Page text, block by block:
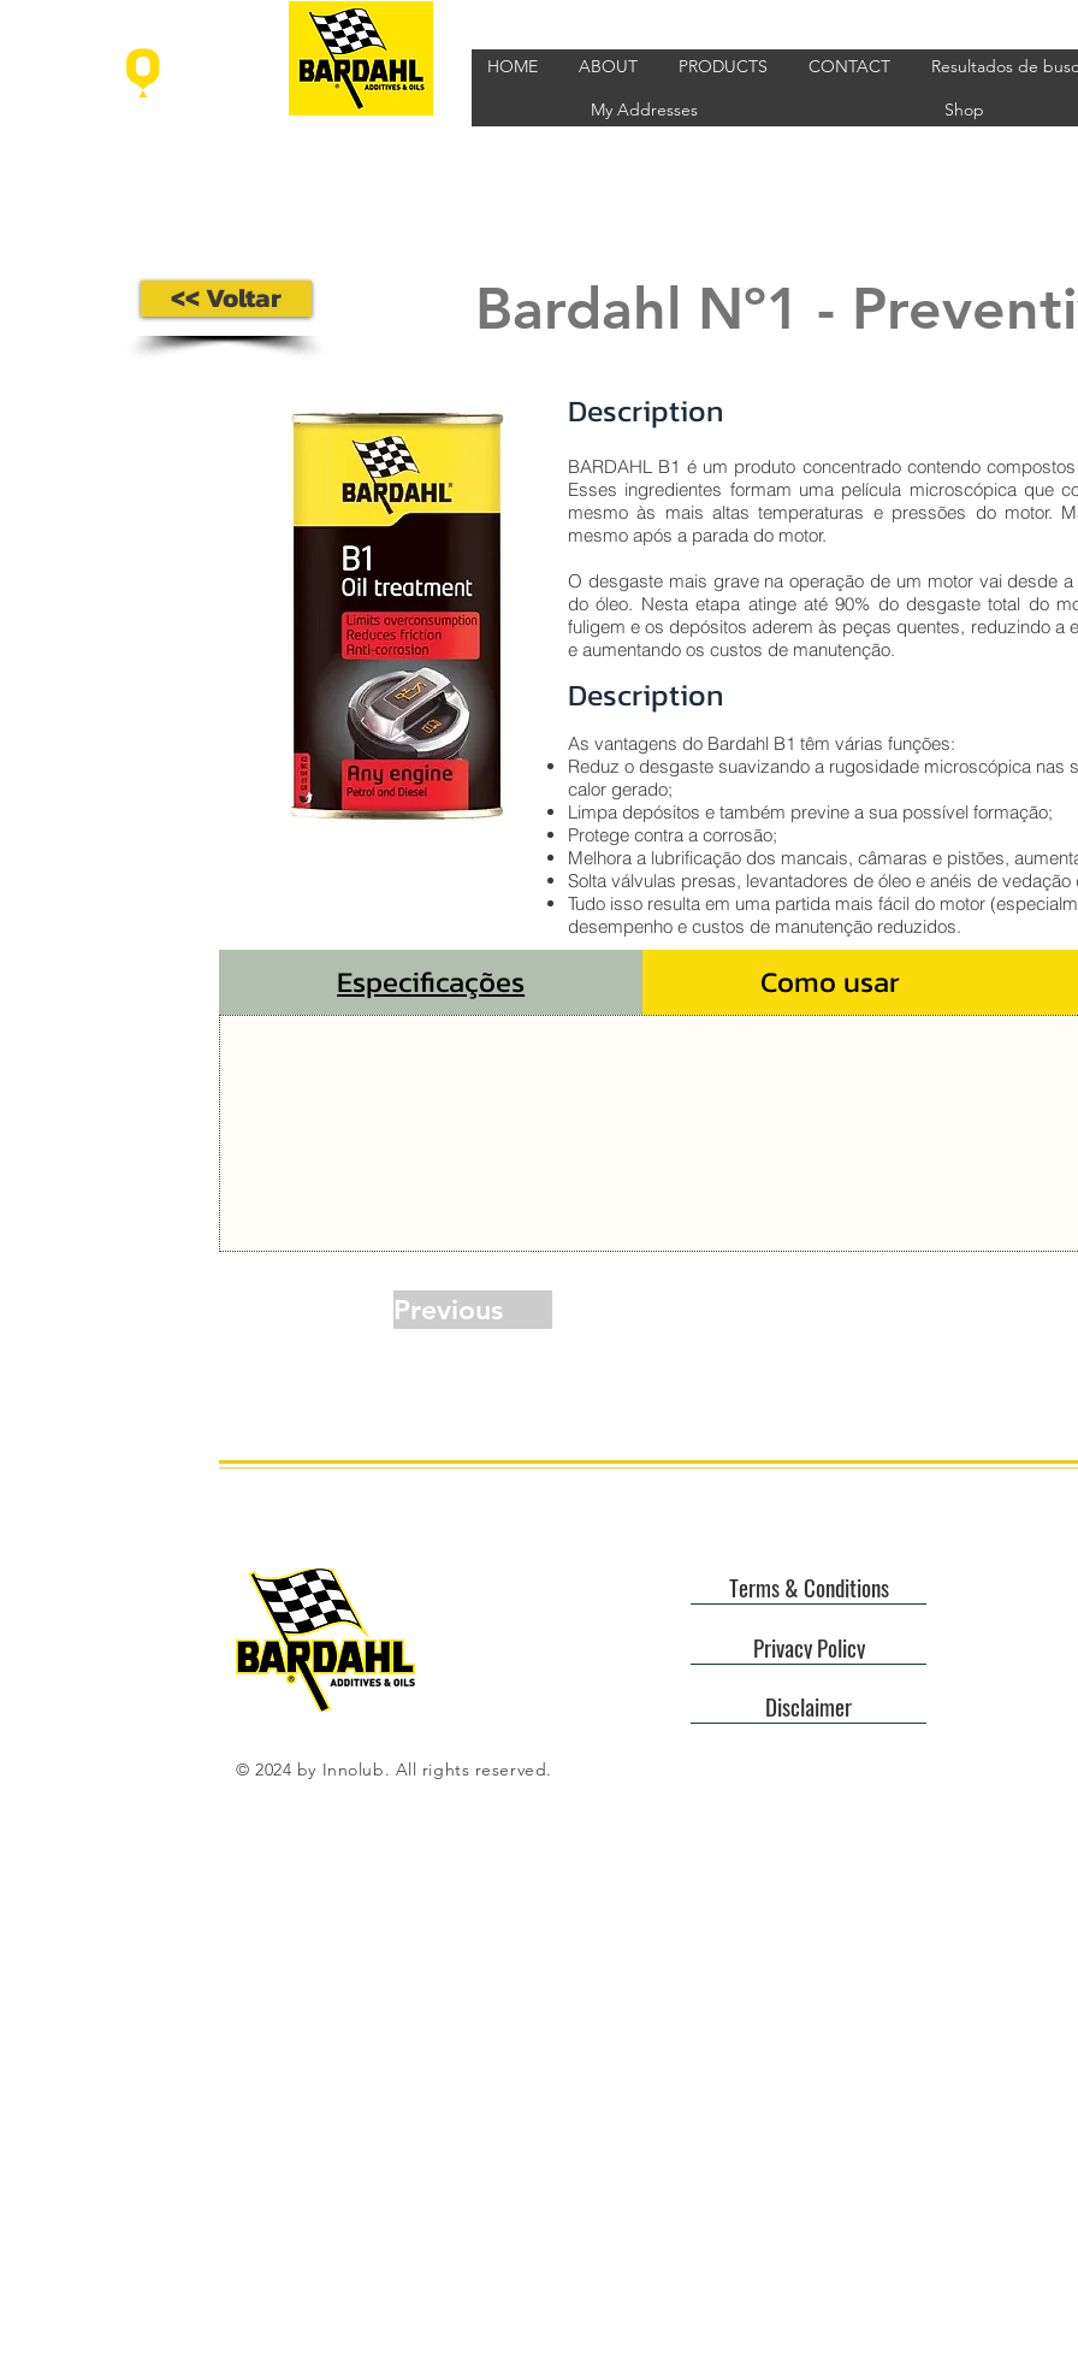
HOME ABOUT PRODUCTS CONTACT
Resultados de
My Addresses
Shop
<< Voltar Bardahl Nº1 -
Description
BARDAHL B1 é um produto concentrado contendo
Esses ingredientes formam uma película microscópica que
mesmo às mais altas temperaturas e pressões do motor.
mesmo após a parada do motor.
O desgaste mais grave na operação de um motor vai desde
do óleo. Nesta etapa atinge até 90% do desgaste total do
fuligem e os depósitos aderem às peças quentes, reduzindo a
e aumentando os custos de manutenção.
Description
As vantagens do Bardahl B1 têm várias funções:
Reduz o desgaste suavizando a rugosidade microscópica nas
calor gerado;
Limpa depósitos e também previne a sua possível formação;
Protege contra a corrosão;
Melhora a lubrificação dos mancais, câmaras e pistões,
Solta válvulas presas, levantadores de óleo e anéis de vedação
Tudo isso resulta em uma partida mais fácil do motor
desempenho e custos de manutenção reduzidos.
Especificações Como usar
Previous
Terms & Conditions
Privacy Policy
Disclaimer
© 2024 by Innolub. All rights reserved.